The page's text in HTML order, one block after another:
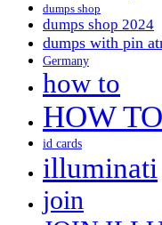
dumps shop
dumps shop 2024
dumps with pin
Germany
how to
HOW
id cards
illuminati
join